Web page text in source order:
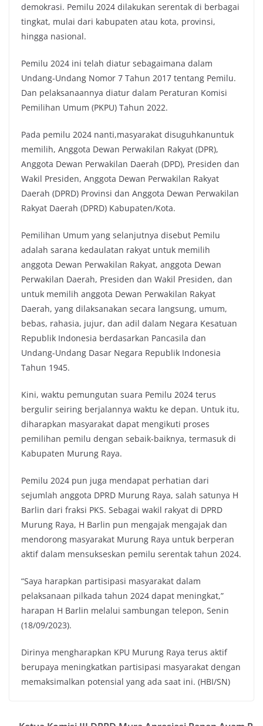
demokrasi. Pemilu 2024 dilakukan serentak di berbagai
tingkat, mulai dari kabupaten atau kota, provinsi,
hingga nasional.
Pemilu 2024 ini telah diatur sebagaimana dalam
Undang-Undang Nomor 7 Tahun 2017 tentang Pemilu.
Dan pelaksanaannya diatur dalam Peraturan Komisi
Pemilihan Umum (PKPU) Tahun 2022.
Pada pemilu 2024 nanti,masyarakat disuguhkanuntuk
memilih, Anggota Dewan Perwakilan Rakyat (DPR),
Anggota Dewan Perwakilan Daerah (DPD), Presiden dan
Wakil Presiden, Anggota Dewan Perwakilan Rakyat
Daerah (DPRD) Provinsi dan Anggota Dewan Perwakilan
Rakyat Daerah (DPRD) Kabupaten/Kota.
Pemilihan Umum yang selanjutnya disebut Pemilu
adalah sarana kedaulatan rakyat untuk memilih
anggota Dewan Perwakilan Rakyat, anggota Dewan
Perwakilan Daerah, Presiden dan Wakil Presiden, dan
untuk memilih anggota Dewan Perwakilan Rakyat
Daerah, yang dilaksanakan secara langsung, umum,
bebas, rahasia, jujur, dan adil dalam Negara Kesatuan
Republik Indonesia berdasarkan Pancasila dan
Undang-Undang Dasar Negara Republik Indonesia
Tahun 1945.
Kini, waktu pemungutan suara Pemilu 2024 terus
bergulir seiring berjalannya waktu ke depan. Untuk itu,
diharapkan masyarakat dapat mengikuti proses
pemilihan pemilu dengan sebaik-baiknya, termasuk di
Kabupaten Murung Raya.
Pemilu 2024 pun juga mendapat perhatian dari
sejumlah anggota DPRD Murung Raya, salah satunya H
Barlin dari fraksi PKS. Sebagai wakil rakyat di DPRD
Murung Raya, H Barlin pun mengajak mengajak dan
mendorong masyarakat Murung Raya untuk berperan
aktif dalam mensukseskan pemilu serentak tahun 2024.
“Saya harapkan partisipasi masyarakat dalam
pelaksanaan pilkada tahun 2024 dapat meningkat,”
harapan H Barlin melalui sambungan telepon, Senin
(18/09/2023).
Dirinya mengharapkan KPU Murung Raya terus aktif
berupaya meningkatkan partisipasi masyarakat dengan
memaksimalkan potensial yang ada saat ini. (HBI/SN)